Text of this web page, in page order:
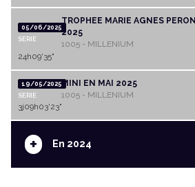
05/06/2025
SERIE
TROPHEE MARIE AGNES PERON
2025
1005 - MILLENIUM
24h09'35"
19/05/2025
SERIE
MINI EN MAI 2025
1005 - MILLENIUM
3j09h03'23"
+ En 2024